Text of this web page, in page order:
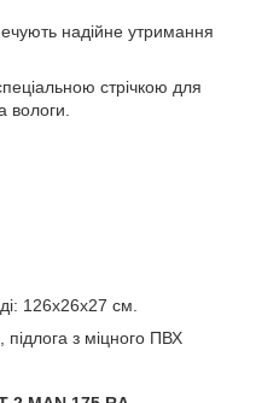
надійне утримання
стрічкою для
вологи.
126х26х27 см.
з міцного ПВХ